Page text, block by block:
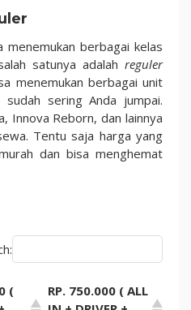
menemukan berbagai kelas
satunya adalah reguler
menemukan berbagai unit
sudah sering Anda jumpai.
Innova Reborn, dan lainnya
Tentu saja harga yang
dan bisa menghemat
(
RP. 750.000 ( ALL